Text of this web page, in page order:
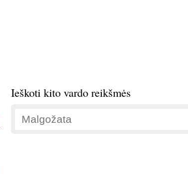
Ieškoti kito vardo reikšmės